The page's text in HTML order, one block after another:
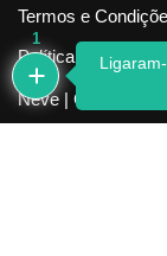
Termos e
Política de
Neve| Criado com
1